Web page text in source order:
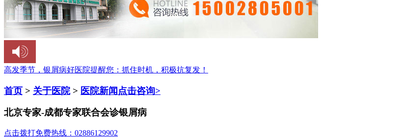
高发季节，银屑病好医院提醒您： 抓住时机，积极抗复发！
首页 > 关于医院> 医院新闻点击咨询>
北京专家-成都专家联合会诊银屑病
点击拨打免费热线：02886129902